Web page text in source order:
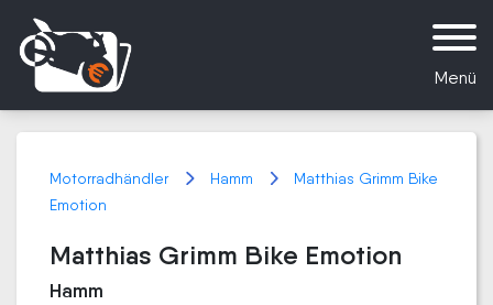
Menü
Motorradhändler Hamm
Matthias Grimm Bike
Emotion
Matthias Grimm Bike Emotion
Hamm